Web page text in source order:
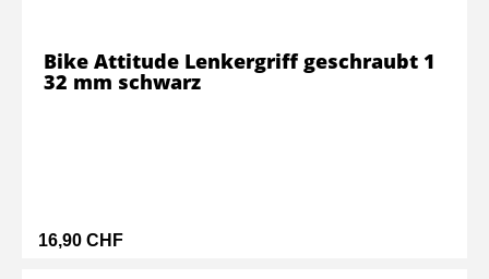
16,90 CHF
Bike Attitude Lenkergriff geschraubt 1
32 mm schwarz